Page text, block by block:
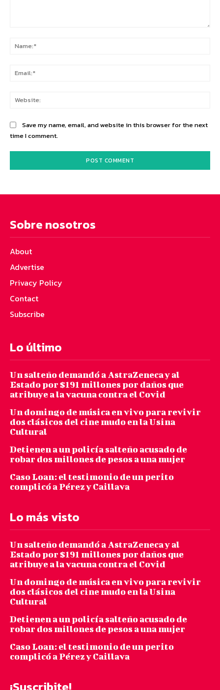
Save my name, email, and website in this browser for the next
time I comment.
Sobre nosotros
About
Advertise
Privacy Policy
Contact
Subscribe
Lo último
Un salteño demandó a AstraZeneca y al
Estado por $191 millones por daños que
atribuye a la vacuna contra el Covid
Un domingo de música en vivo para revivir
dos clásicos del cine mudo en la Usina
Cultural
Detienen a un policía salteño acusado de
robar dos millones de pesos a una mujer
Caso Loan: el testimonio de un perito
complicó a Pérez y Caillava
Lo más visto
Un salteño demandó a AstraZeneca y al
Estado por $191 millones por daños que
atribuye a la vacuna contra el Covid
Un domingo de música en vivo para revivir
dos clásicos del cine mudo en la Usina
Cultural
Detienen a un policía salteño acusado de
robar dos millones de pesos a una mujer
Caso Loan: el testimonio de un perito
complicó a Pérez y Caillava